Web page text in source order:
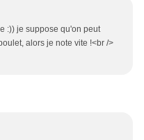
:)) je suppose qu'on peut
alors je note vite !<br />